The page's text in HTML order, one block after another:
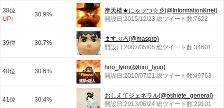
38位
UP↑
30.9%
摩天楼★にゃッつ☆彡(@InformationKnet)
開設日:2015/12/23 総ツイート数:7622
39位 30.7%
ますぷろ(@maspro)
開設日:2007/05/05 総ツイート数:34601
40位 30.6%
hiro_tyun(@hiro_tyun)
開設日:2010/07/21 総ツイート数:49763
41位 30.4%
おしえてジェネラル(@oshiete_general)
開設日:2013/06/24 総ツイート数:29101